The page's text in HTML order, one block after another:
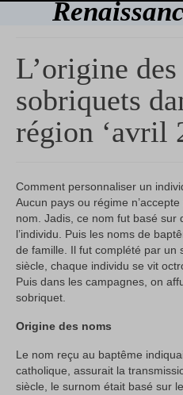
L’origine
sobriquets
région ‘avril
Comment personnaliser un
Aucun pays ou régime
nom. Jadis, ce nom fut basé sur
l’individu. Puis les noms de
de famille. Il fut complété par un
siècle, chaque individu se vit
Puis dans les campagnes, on
sobriquet.
Origine des noms
Le nom reçu au baptême
catholique, assurait la
siècle, le surnom était basé sur